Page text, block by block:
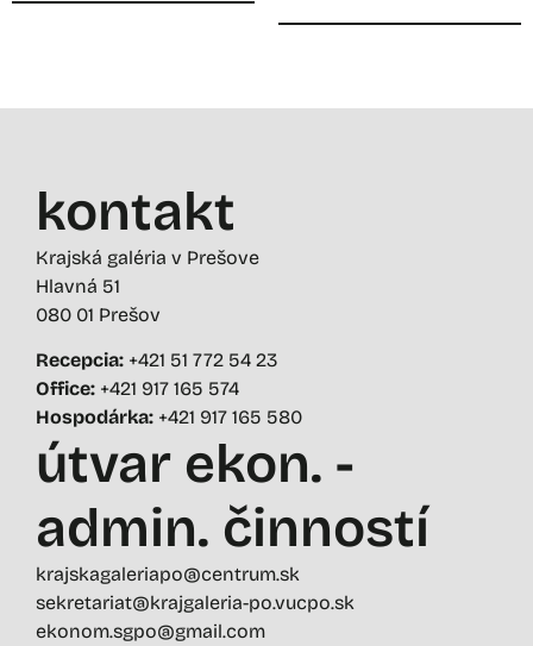
kontakt
Krajská galéria v Prešove
Hlavná 51
080 01 Prešov
Recepcia: +421 51 772 54 23
Office: +421 917 165 574
Hospodárka: +421 917 165 580
útvar ekon. -
admin. činností
krajskagaleriapo@centrum.sk
sekretariat@krajgaleria-po.vucpo.sk
ekonom.sgpo@gmail.com